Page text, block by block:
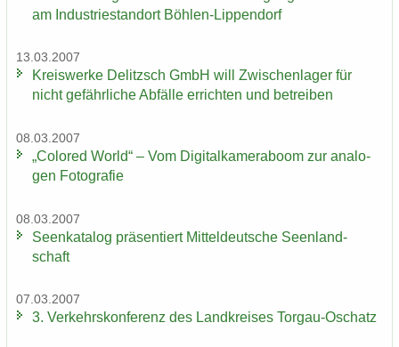
am In­dus­trie­stand­ort Böhlen-​Lippendorf
13.03.2007
Kreis­wer­ke De­litzsch GmbH will Zwi­schen­la­ger für
nicht ge­fähr­li­che Ab­fäl­le er­rich­ten und be­trei­ben
08.03.2007
„Co­lo­red World“ – Vom Di­gi­tal­ka­me­ra­boom zur ana­lo­
gen Fo­to­gra­fie
08.03.2007
Se­en­ka­ta­log prä­sen­tiert Mit­tel­deut­sche Se­en­land­
schaft
07.03.2007
3. Ver­kehrs­kon­fe­renz des Land­krei­ses Torgau-​Oschatz